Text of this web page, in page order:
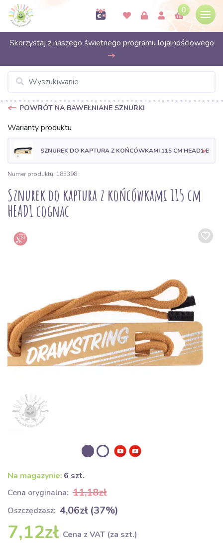
0
Skorzystaj z naszego świetnego programu lojalnościowego
POWRÓT NA BAWEŁNIANE SZNURKI
Warianty produktu
SZNUREK DO KAPTURA Z KOŃCÓWKAMI 115 CM HEAD1
Numer produktu: 185398
Sznurek do kaptura z końcówkami 115 cm
HEAD1 cognac
Na magazynie: 6 szt.
Cena oryginalna: 11,18zł
Oszczędzasz: 4,06zł (37%)
7,12zł Cena z VAT (za szt.)